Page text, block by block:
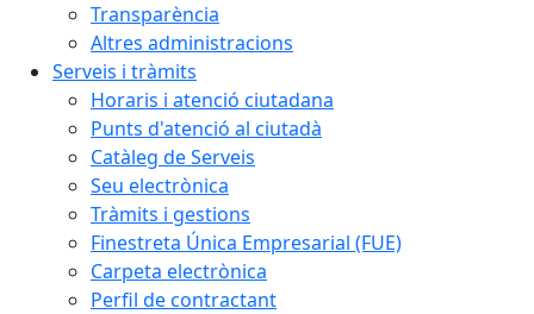
Transparència
Altres administracions
Serveis i tràmits
Horaris i atenció ciutadana
Punts d'atenció al ciutadà
Catàleg de Serveis
Seu electrònica
Tràmits i gestions
Finestreta Única Empresarial (FUE)
Carpeta electrònica
Perfil de contractant